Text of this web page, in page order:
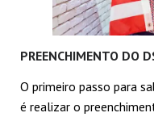
PREENCHIMENTO DO
O primeiro passo para
é realizar o